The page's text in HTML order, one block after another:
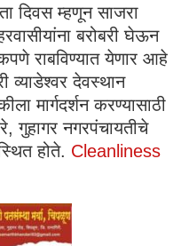
दिवस म्हणून साजरा
बरोबरी घेऊन
राबविण्यात येणार आहे
व्याडेश्वर देवस्थान
मार्गदर्शन करण्यासाठी
गुहागर नगरपंचायतीचे
होते. Cleanliness